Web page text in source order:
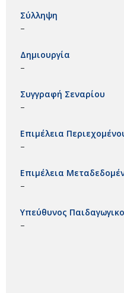
Σύλληψη
–
Δημιουργία
–
Συγγραφή Σεναρίου
–
Επιμέλεια
–
Επιμέλεια
–
Υπεύθυνος
–